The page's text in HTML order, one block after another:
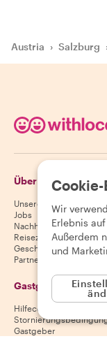
Austria › Salzburg
Über Withlocals
Unsere Geschichte
Jobs
Nachhaltigkeit
Reiseziele
Geschenkgutscheine
Partnerschaften
Gastgeber
Hilfecenter für
Gastgeber
Wir
Erlebnis
Außerdem
und